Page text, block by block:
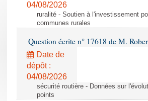
04/08/2026
ruralité - Soutien à l'investissement
communes rurales
Question écrite n° 17618 de M.
Date de
dépôt :
04/08/2026
sécurité routière - Données sur
points